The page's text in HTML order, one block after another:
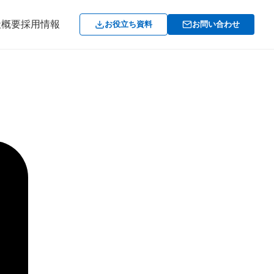
要採用情報 お役立ち資料 お問い合わせ